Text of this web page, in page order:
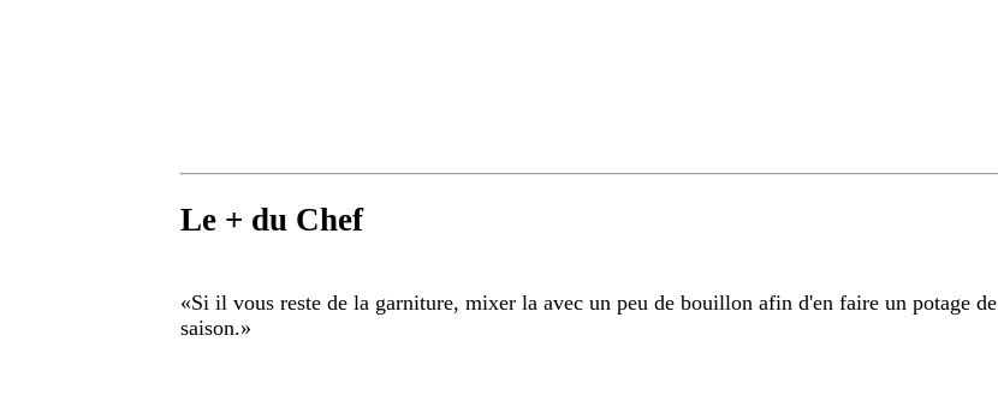
Le + du Chef
«Si il vous reste de la garniture, mixer la avec un peu de bouillon afin d'en faire un potage de
saison.»